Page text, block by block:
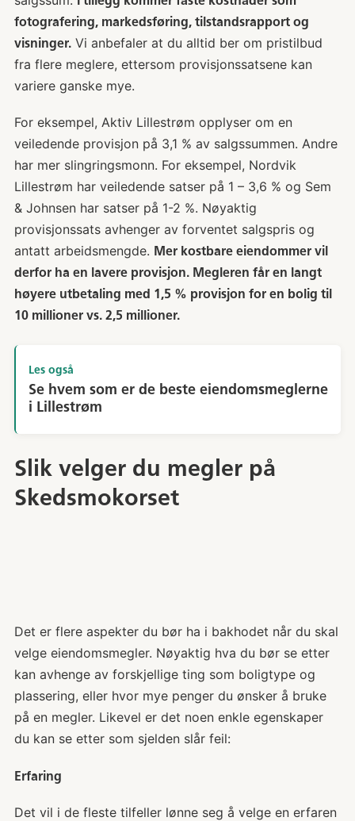
fotografering, markedsføring, tilstandsrapport og
visninger.Vi anbefaler at du alltid ber om pristilbud
fra flere meglere, ettersom provisjonssatsene kan
variere ganske mye.
For eksempel, Aktiv Lillestrøm opplyser om en
veiledende provisjon på 3,1 % av salgssummen. Andre
har mer slingringsmonn. For eksempel, Nordvik
Lillestrøm har veiledende satser på 1 – 3,6 % og Sem
& Johnsen har satser på 1-2 %. Nøyaktig
provisjonssats avhenger av forventet salgspris og
antatt arbeidsmengde. Mer kostbare eiendommer vil
derfor ha en lavere provisjon. Megleren får en langt
høyere utbetaling med 1,5 % provisjon for en bolig til
10 millioner vs. 2,5 millioner.
Les også
Se hvem som er de beste eiendomsmeglerne
i Lillestrøm
Slik velger du megler på
Skedsmokorset
Det er flere aspekter du bør ha i bakhodet når du skal
velge eiendomsmegler. Nøyaktig hva du bør se etter
kan avhenge av forskjellige ting som boligtype og
plassering, eller hvor mye penger du ønsker å bruke
på en megler. Likevel er det noen enkle egenskaper
du kan se etter som sjelden slår feil:
Erfaring
Det vil i de fleste tilfeller lønne seg å velge en erfaren